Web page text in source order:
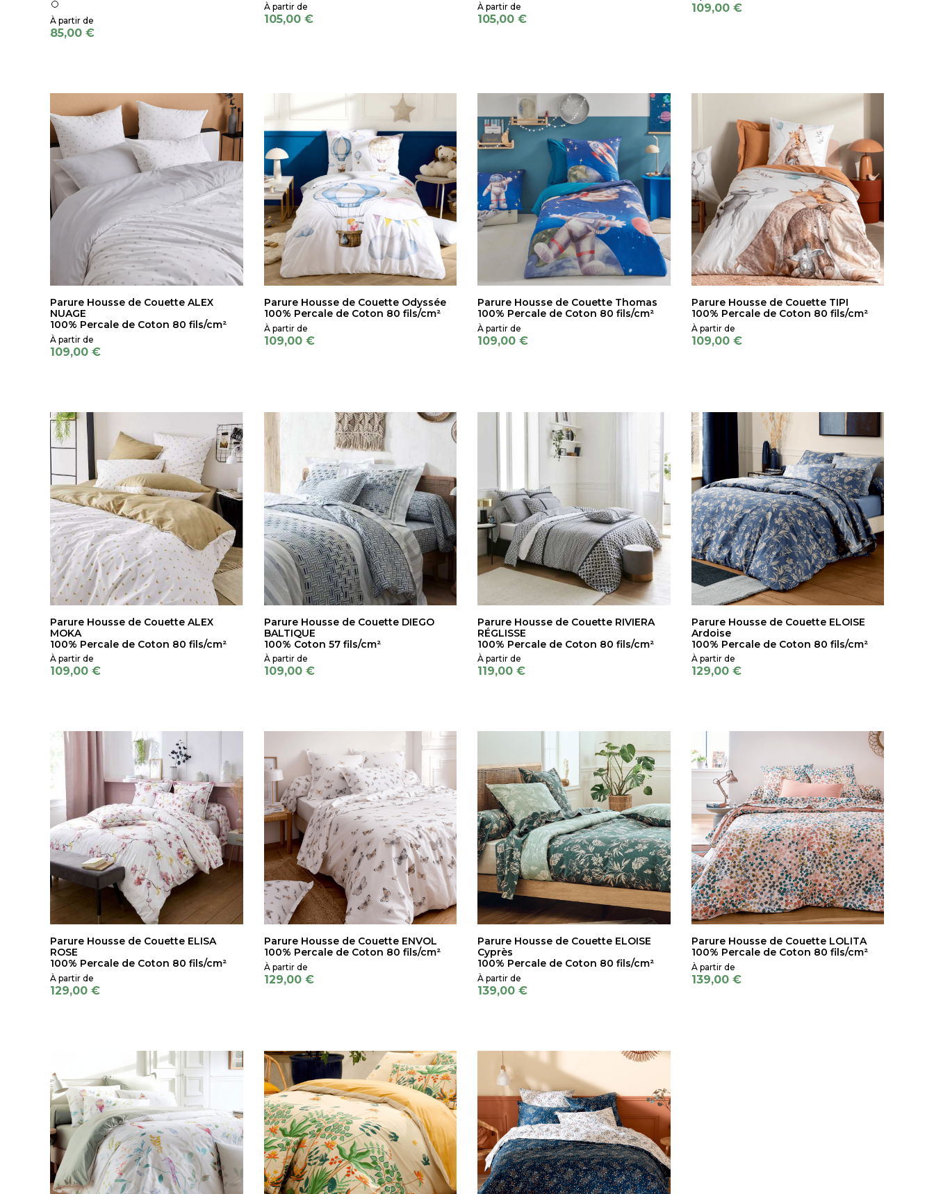
85,00 €
105,00 € 105,00 €
109,00 €
Parure Housse de Couette ALEX
NUAGE
100% Percale de Coton 80 fils/cm²
109,00 €
Parure Housse de Couette Odyssée
100% Percale de Coton 80 fils/cm²
109,00 €
Parure Housse de Couette Thomas
100% Percale de Coton 80 fils/cm²
109,00 €
Parure Housse de Couette TIPI
100% Percale de Coton 80 fils/cm²
109,00 €
Parure Housse de Couette ALEX
MOKA
100% Percale de Coton 80 fils/cm²
109,00 €
Parure Housse de Couette DIEGO
BALTIQUE
100% Coton 57 fils/cm²
109,00 €
Parure Housse de Couette RIVIERA
RÉGLISSE
100% Percale de Coton 80 fils/cm²
119,00 €
Parure Housse de Couette ELOISE
Ardoise
100% Percale de Coton 80 fils/cm²
129,00 €
Parure Housse de Couette ELISA
ROSE
100% Percale de Coton 80 fils/cm²
129,00 €
Parure Housse de Couette ENVOL
100% Percale de Coton 80 fils/cm²
129,00 €
Parure Housse de Couette ELOISE
Cyprès
100% Percale de Coton 80 fils/cm²
139,00 €
Parure Housse de Couette LOLITA
100% Percale de Coton 80 fils/cm²
139,00 €